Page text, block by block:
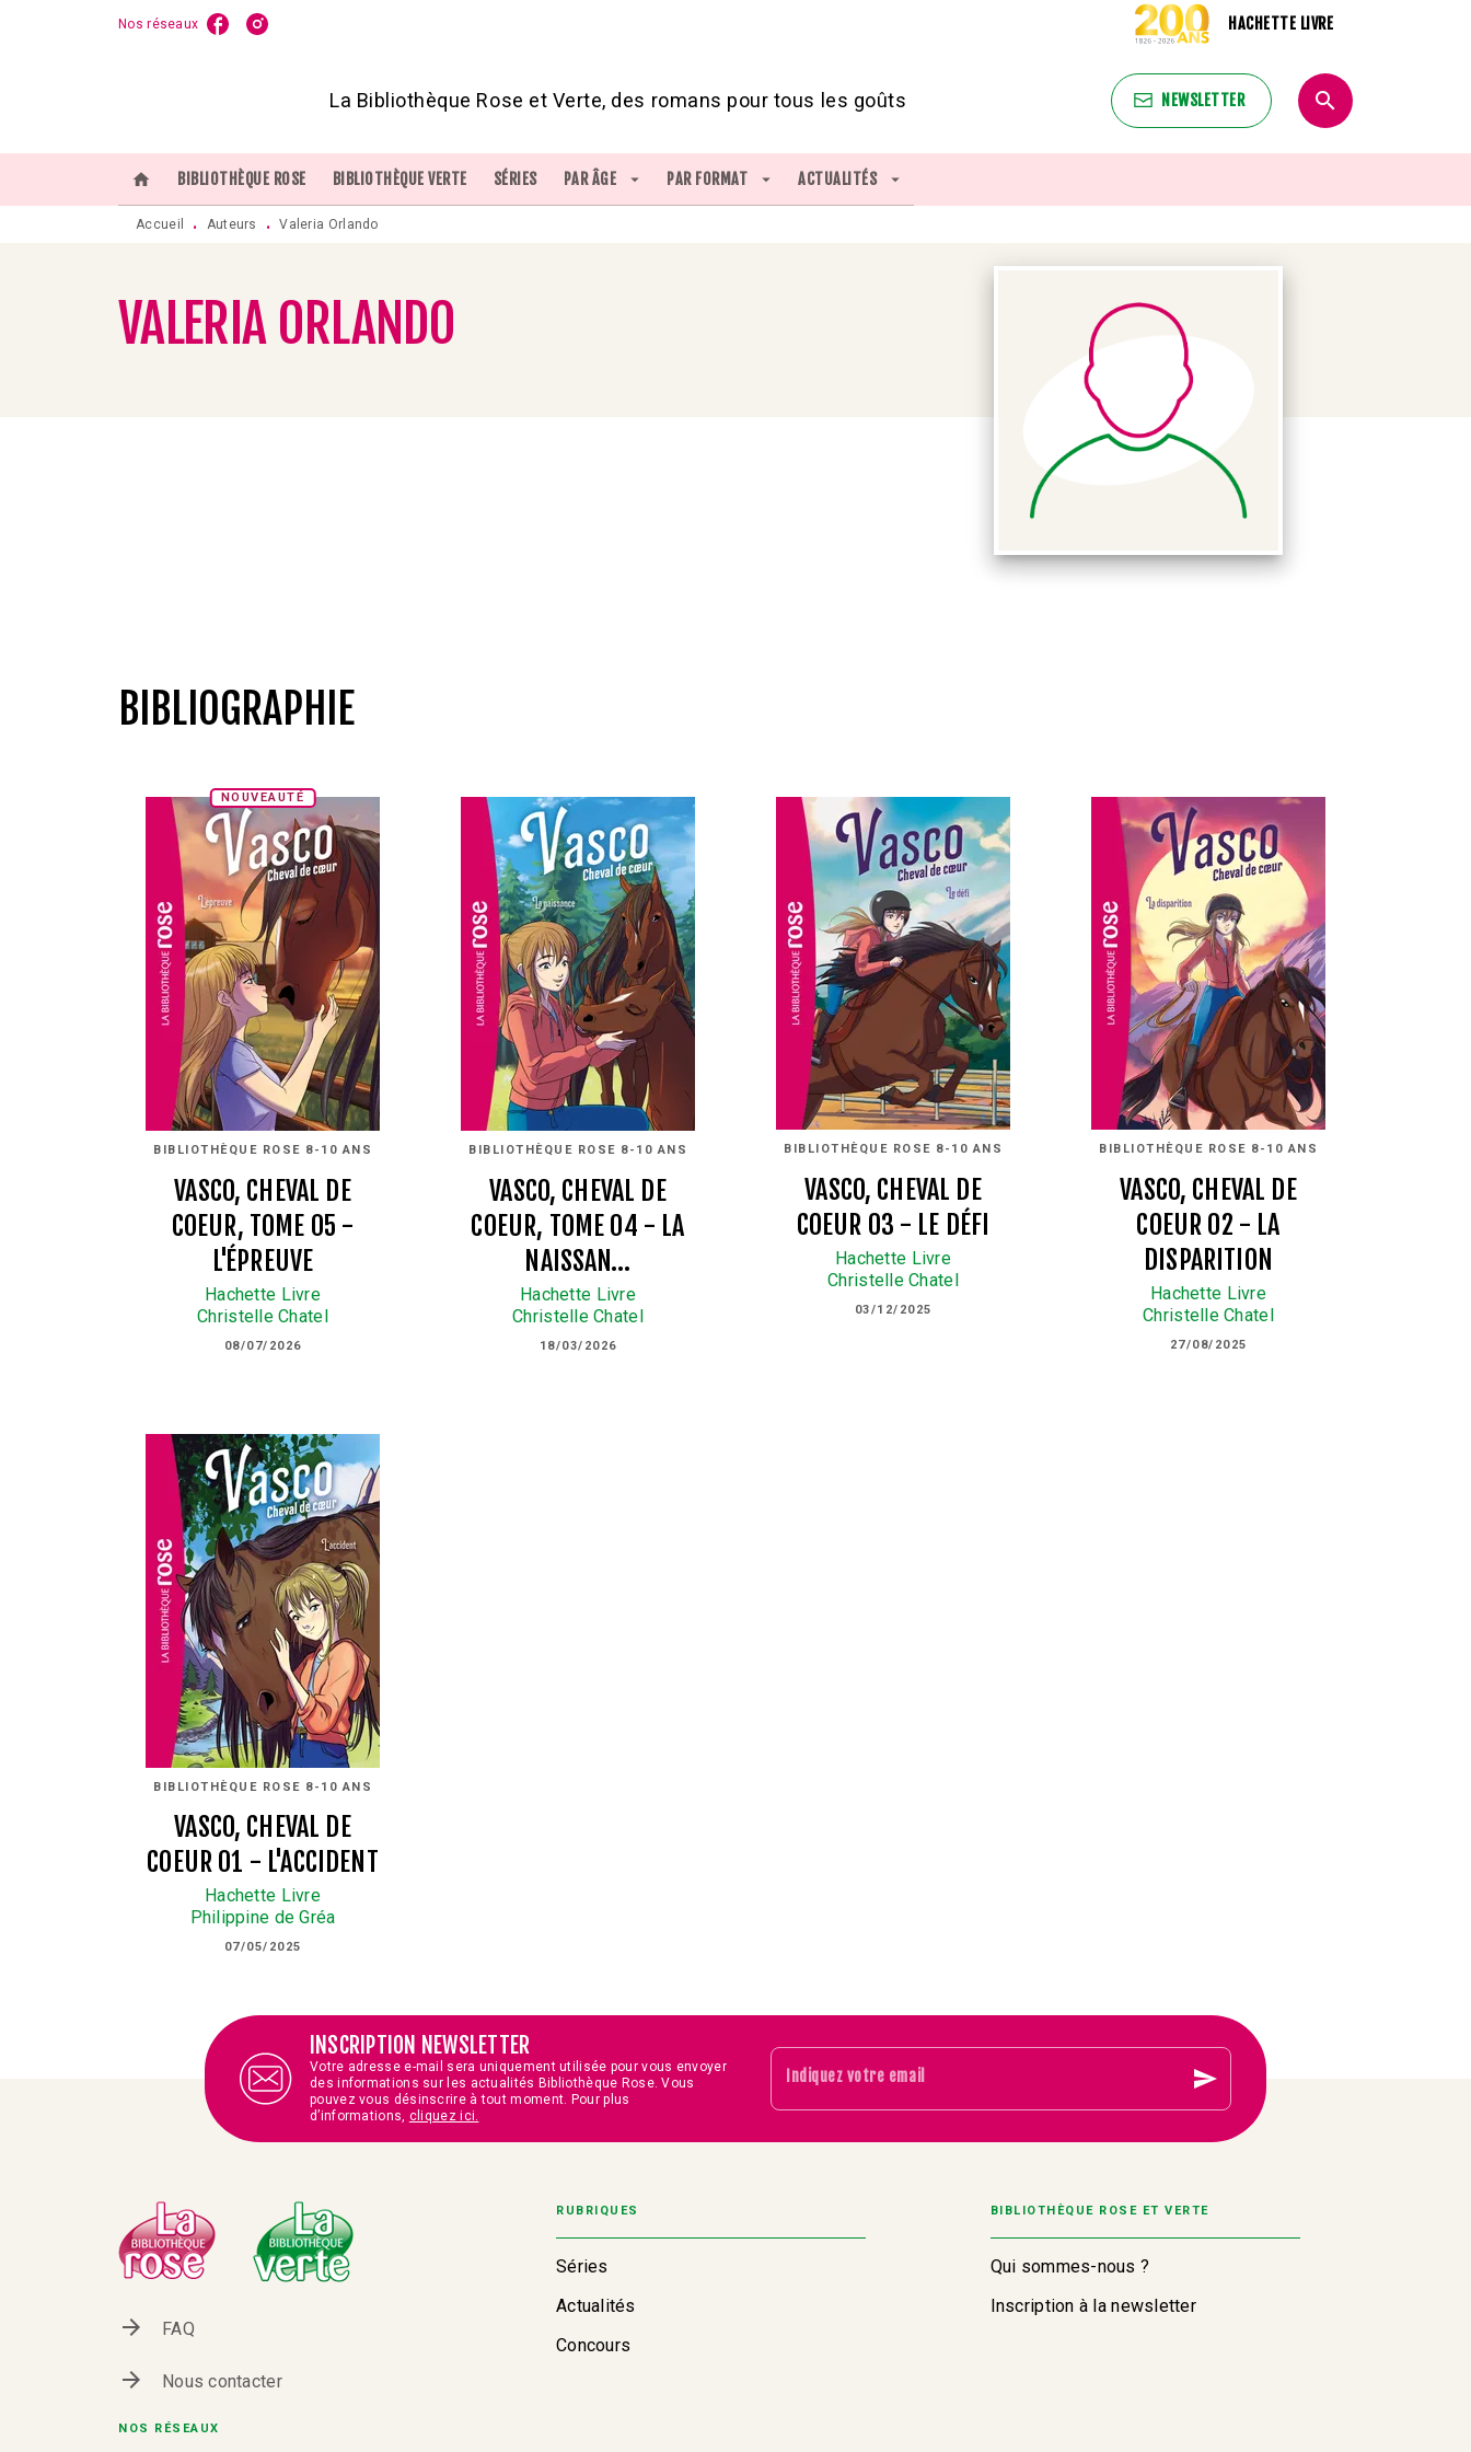
RECHERCHE
Nos réseaux HACHETTE LIVRE
La Bibliothèque Rose et Verte, des romans pour tous les goûts NEWSLETTER search
home BIBLIOTHÈQUE ROSE BIBLIOTHÈQUE VERTE SÉRIES PAR ÂGE arrow_drop_down PAR FORMAT arrow_drop_down ACTUALITÉS arrow_drop_down
search
Accueil • Auteurs • Valeria Orlando
VALERIA ORLANDO
BIBLIOGRAPHIE
NOUVEAUTÉ
BIBLIOTHÈQUE ROSE 8-10 ANS
VASCO, CHEVAL DE
COEUR, TOME 05 -
L'ÉPREUVE
Hachette Livre
Christelle Chatel
08/07/2026
BIBLIOTHÈQUE ROSE 8-10 ANS
VASCO, CHEVAL DE
COEUR, TOME 04 - LA
NAISSAN…
Hachette Livre
Christelle Chatel
18/03/2026
BIBLIOTHÈQUE ROSE 8-10 ANS
VASCO, CHEVAL DE
COEUR 03 - LE DÉFI
Hachette Livre
Christelle Chatel
03/12/2025
BIBLIOTHÈQUE ROSE 8-10 ANS
VASCO, CHEVAL DE
COEUR 02 - LA
DISPARITION
Hachette Livre
Christelle Chatel
27/08/2025
BIBLIOTHÈQUE ROSE 8-10 ANS
VASCO, CHEVAL DE
COEUR 01 - L'ACCIDENT
Hachette Livre
Philippine de Gréa
07/05/2025
INSCRIPTION NEWSLETTER
Votre adresse e-mail sera uniquement utilisée pour vous envoyer
des informations sur les actualités Bibliothèque Rose. Vous
pouvez vous désinscrire à tout moment. Pour plus
d’informations, cliquez ici.
Indiquez votre email send
arrow_forward FAQ
arrow_forward Nous contacter
NOS RÉSEAUX
RUBRIQUES
Séries
Actualités
Concours
BIBLIOTHÈQUE ROSE ET VERTE
Qui sommes-nous ?
Inscription à la newsletter